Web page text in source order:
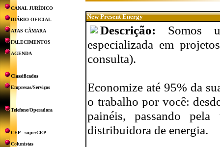
CANAL JURÍDICO
DIÁRIO OFICIAL
ATAS CÂMARA
FALECIMENTOS
AGENDA
Classificados
Empresas/Serviços
Telefone/Operadora
CEP - superCEP
Colunistas
New Present Energy
Descrição: Somos
especializada em
consulta).
Economize até 95% da
o trabalho por você:
painéis, passando
distribuidora de energia.